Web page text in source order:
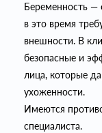
Беременность
в это время
внешности. В
безопасные и
лица, которые
ухоженности.
Имеются
специалиста.